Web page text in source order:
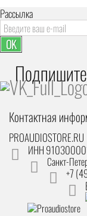
Рассылка
OK
Контактная
PROAUDIOSTORE.RU
ИНН
Санкт-
+7